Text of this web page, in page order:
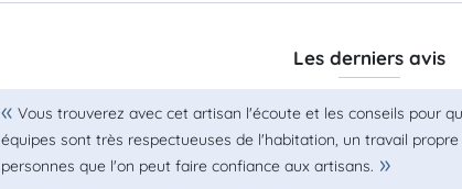
Les derniers avis
Vous trouverez avec cet artisan l'écoute et les conseils pour
équipes sont très respectueuses de l'habitation, un travail
personnes que l'on peut faire confiance aux artisans.